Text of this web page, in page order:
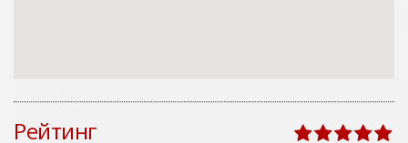
Рейтинг